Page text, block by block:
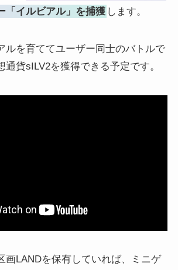
「イルビアル」を捕獲 します。
ルを育ててユーザー同士のバトルで
通貨sILV2を獲得できる予定です。
画LANDを保有していれば、ミニゲ